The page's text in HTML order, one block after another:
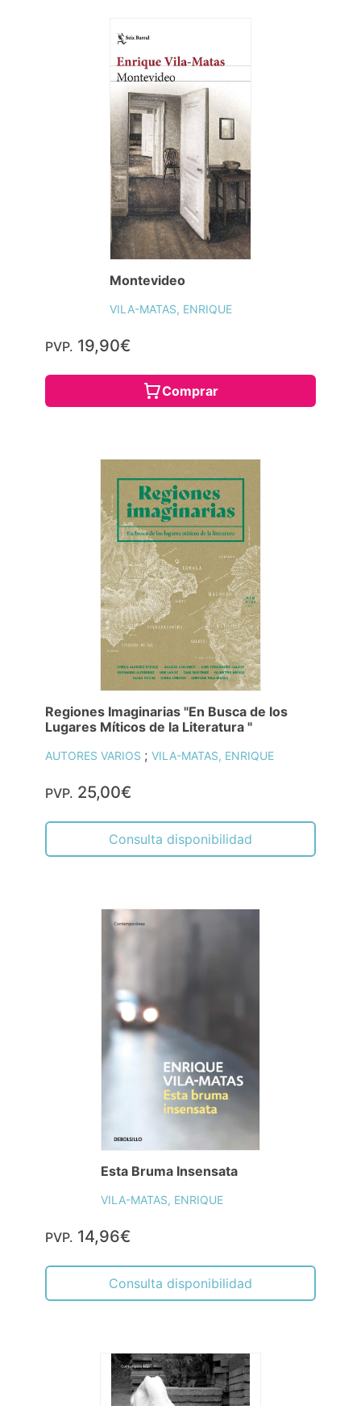
Montevideo
VILA-MATAS, ENRIQUE
PVP. 19,90€
Comprar
Regiones Imaginarias "En Busca de los
Lugares Míticos de la Literatura "
AUTORES VARIOS ; VILA-MATAS, ENRIQUE
PVP. 25,00€
Consulta disponibilidad
Esta Bruma Insensata
VILA-MATAS, ENRIQUE
PVP. 14,96€
Consulta disponibilidad